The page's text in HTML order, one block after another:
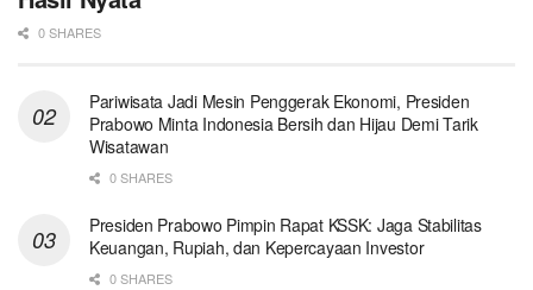
0 SHARES
Pariwisata Jadi Mesin Penggerak Ekonomi, Presiden
Prabowo Minta Indonesia Bersih dan Hijau Demi Tarik
Wisatawan
0 SHARES
Presiden Prabowo Pimpin Rapat KSSK: Jaga Stabilitas
Keuangan, Rupiah, dan Kepercayaan Investor
0 SHARES